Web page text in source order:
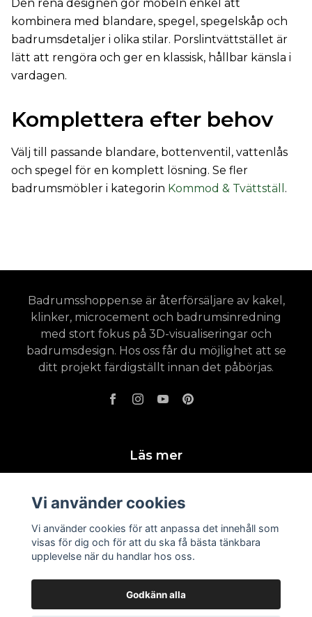
Den rena designen gör möbeln enkel att
kombinera med blandare, spegel, spegelskåp och
badrumsdetaljer i olika stilar. Porslintvättstället är
lätt att rengöra och ger en klassisk, hållbar känsla i
vardagen.
Komplettera efter behov
Välj till passande blandare, bottenventil, vattenlås
och spegel för en komplett lösning. Se fler
badrumsmöbler i kategorin Kommod & Tvättställ .
Badrumsshoppen.se är återförsäljare av kakel,
klinker, microcement och badrumsinredning
med stort fokus på 3D-visualiseringar och
badrumsdesign. Hos oss får du möjlighet att se
ditt projekt färdigställt innan det påbörjas.
Läs mer
Badrumsinspiration
Vi använder cookies
Vi använder cookies för att anpassa det innehåll som
visas för dig och för att du ska få bästa tänkbara
upplevelse när du handlar hos oss.
Godkänn alla